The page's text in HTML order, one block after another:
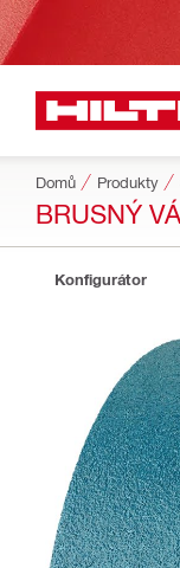
Domů Produkty
BRUSNÝ
Konfigurátor